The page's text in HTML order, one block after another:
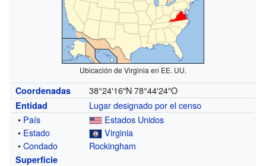
Ubicación de Virginia en EE. UU.
Coordenadas 38°24′16″N 78°44′24″O
Entidad
Lugar designado por el censo
• País
Estados Unidos
• Estado
Virginia
•Condado Rockingham
Superficie